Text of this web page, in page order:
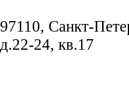
Санкт-
24, кв.17